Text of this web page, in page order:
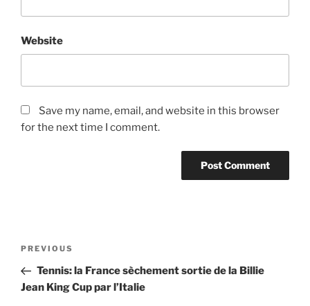
Website
Save my name, email, and website in this browser
for the next time I comment.
Previous
Post
PREVIOUS
Tennis: la France sèchement sortie de la Billie
Jean King Cup par l’Italie